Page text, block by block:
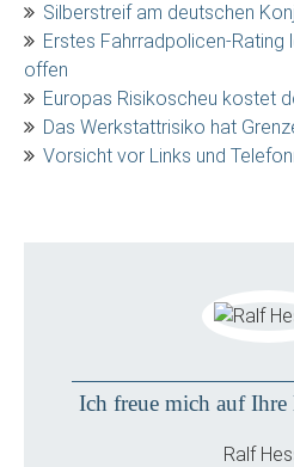
Silberstreif am deutschen
Erstes Fahrradpolicen-
offen
Europas Risikoscheu kostet
Das Werkstattrisiko hat
Vorsicht vor Links und
Ich freue mich auf
Ralf